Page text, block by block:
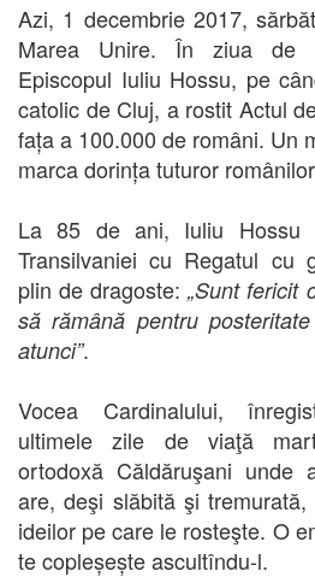
Azi, 1 decembrie 2017,
Marea Unire. În ziua de
Episcopul Iuliu Hossu, pe
catolic de Cluj, a rostit Actul
fața a 100.000 de români. Un
marca dorința tuturor
La 85 de ani, Iuliu Hossu
Transilvaniei cu Regatul cu
plin de dragoste:„Sunt fericit
să rămână pentru
atunci”.
Vocea Cardinalului,
ultimele zile de viaţă
ortodoxă Căldăruşani unde
are, deşi slăbită şi
ideilor pe care le rosteşte. O
te copleșește ascultîndu-l.